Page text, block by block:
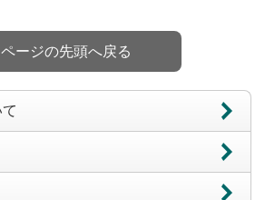
ページの先頭へ戻る